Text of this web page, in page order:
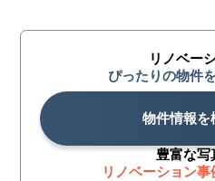
リノベー
ぴったりの物件
物件情報を
豊富な写
リノベーション